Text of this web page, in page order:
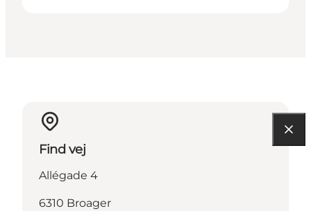
Find vej
Allégade 4
6310 Broager